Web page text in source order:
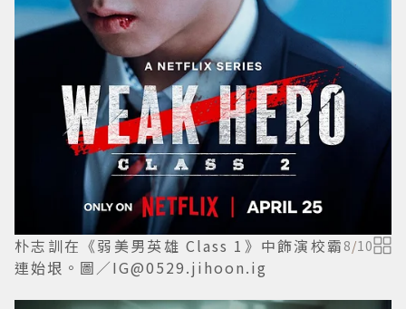
朴志訓在《弱美男英雄 Class 1》中飾演校霸
連始垠。圖／IG@0529.jihoon.ig
8/10